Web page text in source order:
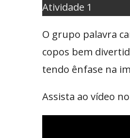
Atividade 1
O grupo palavra
copos bem
tendo ênfase na
Assista ao vídeo